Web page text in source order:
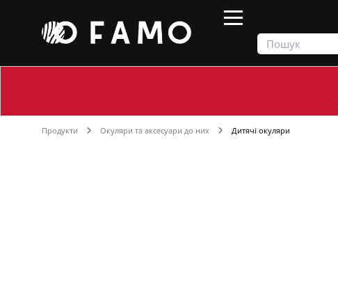
Продукти Окуляри та аксесуари до них Дитячі окуляри